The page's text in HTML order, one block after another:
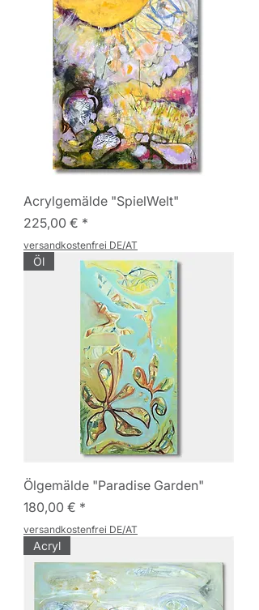
Acrylgemälde "SpielWelt"
Preis
225,00 €
versandkostenfrei DE/AT
Öl
Ölgemälde "Paradise Garden"
Preis
180,00 €
versandkostenfrei DE/AT
Acryl